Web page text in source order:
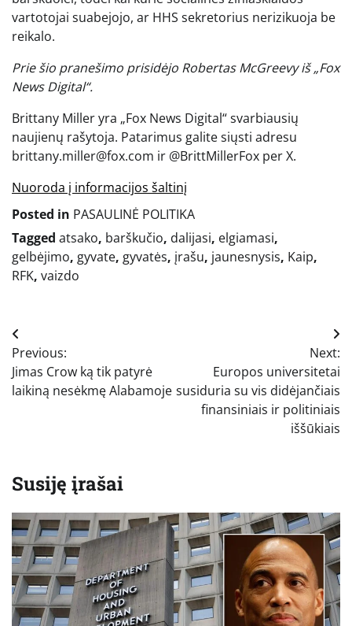
vartotojai suabejojo, ar HHS sekretorius nerizikuoja be
reikalo.
Prie šio pranešimo prisidėjo Robertas McGreevy iš „Fox
News Digital“.
Brittany Miller yra „Fox News Digital“ svarbiausių
naujienų rašytoja. Patarimus galite siųsti adresu
brittany.miller@fox.com ir @BrittMillerFox per X.
Nuoroda į informacijos šaltinį
Posted in PASAULINĖ POLITIKA
Tagged atsako, barškučio, dalijasi, elgiamasi,
gelbėjimo, gyvate, gyvatės, įrašu, jaunesnysis, Kaip,
RFK, vaizdo
Navigacija
tarp
įrašų
Previous:
Jimas Crow ką tik patyrė
laikiną nesėkmę Alabamoje
Next:
Europos universitetai
susiduria su vis didėjančiais
finansiniais ir politiniais
iššūkiais
Susiję įrašai